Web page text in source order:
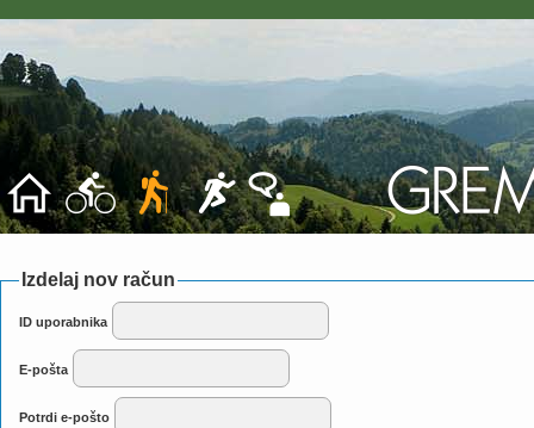
Izdelaj nov račun
ID uporabnika
E-pošta
Potrdi e-pošto